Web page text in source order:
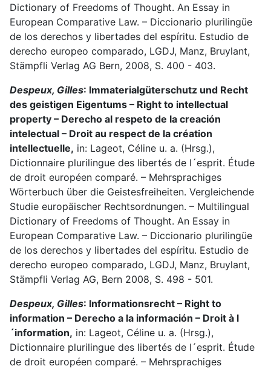
Dictionary of Freedoms of Thought. An Essay in
European Comparative Law. – Diccionario plurilingüe
de los derechos y libertades del espíritu. Estudio de
derecho europeo comparado, LGDJ, Manz, Bruylant,
Stämpfli Verlag AG Bern, 2008, S. 400 - 403.
Despeux, Gilles: Immaterialgüterschutz und Recht
des geistigen Eigentums – Right to intellectual
property – Derecho al respeto de la creación
intelectual – Droit au respect de la création
intellectuelle, in: Lageot, Céline u. a. (Hrsg.),
Dictionnaire plurilingue des libertés de l´esprit. Étude
de droit européen comparé. – Mehrsprachiges
Wörterbuch über die Geistesfreiheiten. Vergleichende
Studie europäischer Rechtsordnungen. – Multilingual
Dictionary of Freedoms of Thought. An Essay in
European Comparative Law. – Diccionario plurilingüe
de los derechos y libertades del espíritu. Estudio de
derecho europeo comparado, LGDJ, Manz, Bruylant,
Stämpfli Verlag AG, Bern 2008, S. 498 - 501.
Despeux, Gilles: Informationsrecht – Right to
information – Derecho a la información – Droit à l
´information, in: Lageot, Céline u. a. (Hrsg.),
Dictionnaire plurilingue des libertés de l´esprit. Étude
de droit européen comparé. – Mehrsprachiges